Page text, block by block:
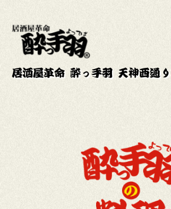
居酒屋革命 酔っ手羽 天神西通